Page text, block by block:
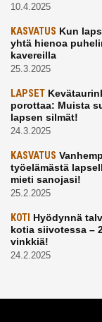
10.4.2025
KASVATUS Kun
yhtä hienoa
kavereilla
25.3.2025
LAPSET
porottaa: Muista
lapsen silmät!
24.3.2025
KASVATUS
työelämästä
mieti sanojasi!
25.2.2025
KOTI Hyödynnä
kotia siivotessa –
vinkkiä!
24.2.2025